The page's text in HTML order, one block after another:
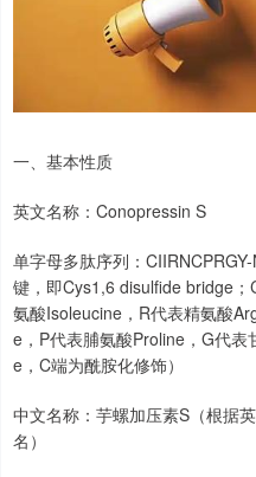
一、基本性质
英文名称：Conopressin S
单字母多肽序列：
键，即Cys1,6 disulfide bridge
氨酸Isoleucine，R代表精氨酸
e，P代表脯氨酸Proline，G代
e，C端为酰胺化修饰）
中文名称：芋螺加压素S（根据
名）